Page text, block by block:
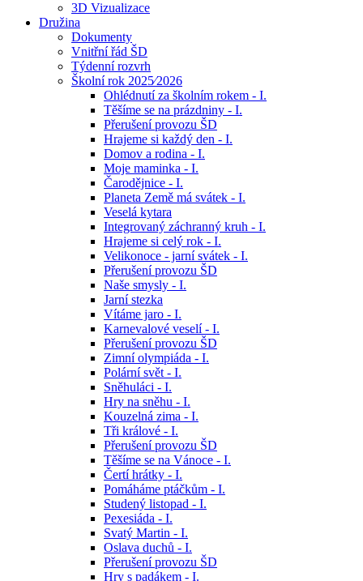
3D Vizualizace
Družina
Dokumenty
Vnitřní řád ŠD
Týdenní rozvrh
Školní rok 2025⁄2026
Ohlédnutí za školním rokem - I.
Těšíme se na prázdniny - I.
Přerušení provozu ŠD
Hrajeme si každý den - I.
Domov a rodina - I.
Moje maminka - I.
Čarodějnice - I.
Planeta Země má svátek - I.
Veselá kytara
Integrovaný záchranný kruh - I.
Hrajeme si celý rok - I.
Velikonoce - jarní svátek - I.
Přerušení provozu ŠD
Naše smysly - I.
Jarní stezka
Vítáme jaro - I.
Karnevalové veselí - I.
Přerušení provozu ŠD
Zimní olympiáda - I.
Polární svět - I.
Sněhuláci - I.
Hry na sněhu - I.
Kouzelná zima - I.
Tři králové - I.
Přerušení provozu ŠD
Těšíme se na Vánoce - I.
Čertí hrátky - I.
Pomáháme ptáčkům - I.
Studený listopad - I.
Pexesiáda - I.
Svatý Martin - I.
Oslava duchů - I.
Přerušení provozu ŠD
Hry s padákem - I.